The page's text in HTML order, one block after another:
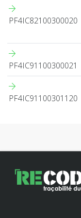
PF4IC82100300020
PF4IC91100300021
PF4IC91100301120